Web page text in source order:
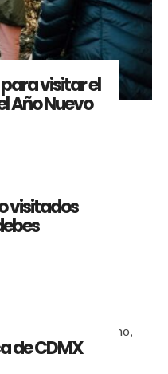
visitar el
Año Nuevo
visitados
de CDMX